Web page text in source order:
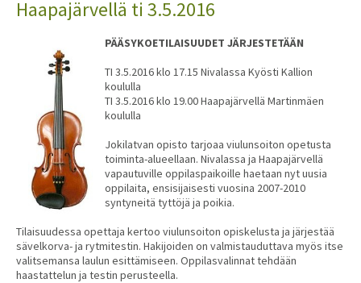
Haapajärvellä ti 3.5.2016
PÄÄSYKOETILAISUUDET JÄRJESTETÄÄN
TI 3.5.2016 klo 17.15 Nivalassa Kyösti Kallion
koululla
TI 3.5.2016 klo 19.00 Haapajärvellä Martinmäen
koululla
Jokilatvan opisto tarjoaa viulunsoiton opetusta
toiminta-alueellaan. Nivalassa ja Haapajärvellä
vapautuville oppilaspaikoille haetaan nyt uusia
oppilaita, ensisijaisesti vuosina 2007-2010
syntyneitä tyttöjä ja poikia.
Tilaisuudessa opettaja kertoo viulunsoiton opiskelusta ja järjestää
sävelkorva- ja rytmitestin. Hakijoiden on valmistauduttava myös itse
valitsemansa laulun esittämiseen. Oppilasvalinnat tehdään
haastattelun ja testin perusteella.